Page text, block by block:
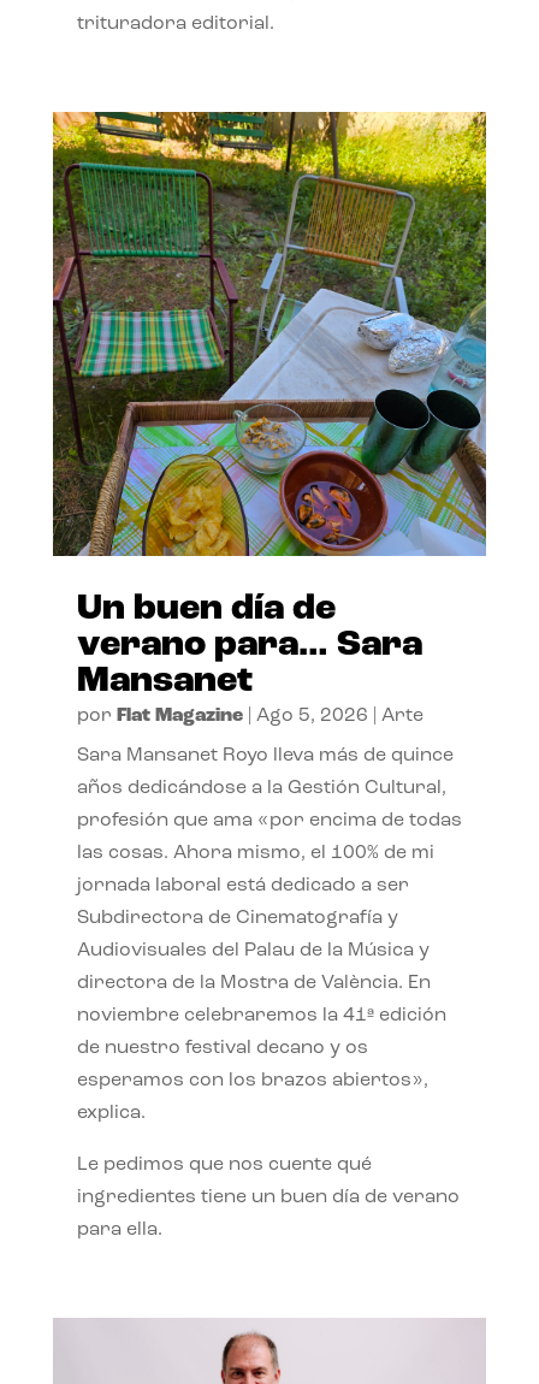
trituradora editorial.
Un buen día de
verano para… Sara
Mansanet
por Flat Magazine| Ago 5, 2026 Arte
Sara Mansanet Royo lleva más de quince
años dedicándose a la Gestión Cultural,
profesión que ama «por encima de todas
las cosas. Ahora mismo, el 100% de mi
jornada laboral está dedicado a ser
Subdirectora de Cinematografía y
Audiovisuales del Palau de la Música y
directora de la Mostra de València. En
noviembre celebraremos la 41ª edición
de nuestro festival decano y os
esperamos con los brazos abiertos»,
explica.
Le pedimos que nos cuente qué
ingredientes tiene un buen día de verano
para ella.